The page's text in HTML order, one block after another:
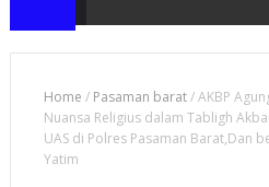
Home / Pasaman barat/AKBP
Nuansa Religius dalam Tabligh
UAS di Polres Pasaman Barat,Dan
Yatim